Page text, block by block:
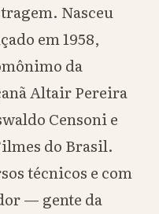
Nasceu
em 1958,
da
Altair Pereira
Censoni e
do Brasil.
técnicos e com
— gente da